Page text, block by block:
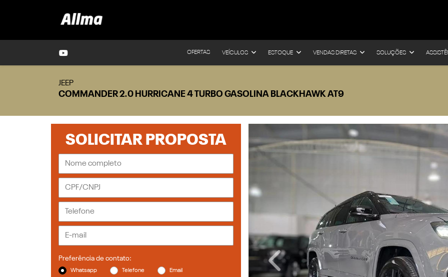
OFERTAS VEÍCULOS ESTOQUE VENDAS DIRETAS SOLUÇÕES
JEEP
COMMANDER 2.0 HURRICANE 4 TURBO GASOLINA BLACKHAWK AT9
Previous
SOLICITAR PROPOSTA
Preferência de contato:
Whatsapp Telefone Email